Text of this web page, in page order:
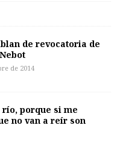
de revocatoria de
de 2014
río, porque si me
no van a reír son